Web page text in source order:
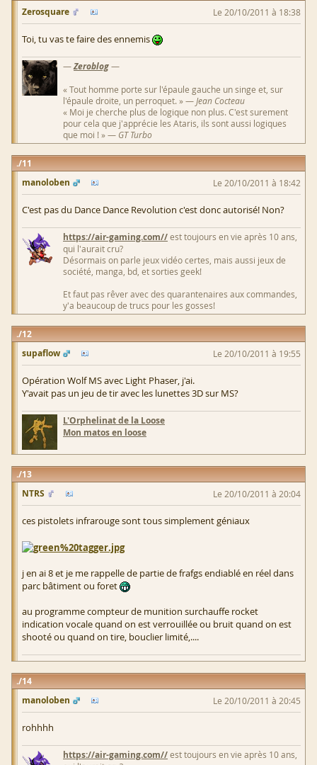
Zerosquare
Le 20/10/2011 à 18:38
Toi, tu vas te faire des ennemis
—Zeroblog—
« Tout homme porte sur l'épaule gauche un singe et, sur
l'épaule droite, un perroquet. » —Jean Cocteau
« Moi je cherche plus de logique non plus. C'est surement
pour cela que j'apprécie les Ataris, ils sont aussi logiques
que moi ! » — GT Turbo
11
manoloben
Le 20/10/2011 à 18:42
C'est pas du Dance Dance Revolution c'est donc autorisé! Non?
https://air-gaming.com//est toujours en vie après 10 ans,
qui l'aurait cru?
Désormais on parle jeux vidéo certes, mais aussi jeux de
société, manga, bd, et sorties geek!
Et faut pas rêver avec des quarantenaires aux commandes,
y'a beaucoup de trucs pour les gosses!
12
supaflow
Le 20/10/2011 à 19:55
Opération Wolf MS avec Light Phaser, j'ai.
Y'avait pas un jeu de tir avec les lunettes 3D sur MS?
L'Orphelinat de la Loose
Mon matos en loose
13
NTRS
Le 20/10/2011 à 20:04
ces pistolets infrarouge sont tous simplement géniaux
j en ai 8 et je me rappelle de partie de frafgs endiablé en réel dans
parc bâtiment ou foret
au programme compteur de munition surchauffe rocket
indication vocale quand on est verrouillée ou bruit quand on est
shooté ou quand on tire, bouclier limité,....
14
manoloben
Le 20/10/2011 à 20:45
rohhhh
https://air-gaming.com//est toujours en vie après 10 ans,